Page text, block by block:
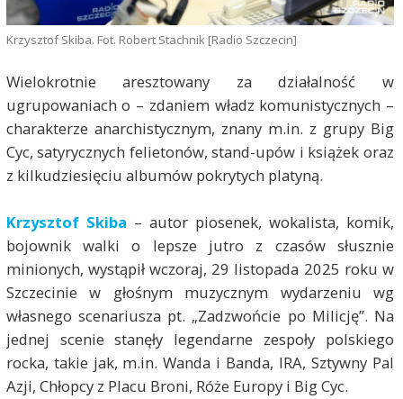
Krzysztof Skiba. Fot. Robert Stachnik [Radio Szczecin]
Wielokrotnie aresztowany za działalność w
ugrupowaniach o – zdaniem władz komunistycznych –
charakterze anarchistycznym, znany m.in. z grupy Big
Cyc, satyrycznych felietonów, stand-upów i książek oraz
z kilkudziesięciu albumów pokrytych platyną.
Krzysztof Skiba – autor piosenek, wokalista, komik,
bojownik walki o lepsze jutro z czasów słusznie
minionych, wystąpił wczoraj, 29 listopada 2025 roku w
Szczecinie w głośnym muzycznym wydarzeniu wg
własnego scenariusza pt. „Zadzwońcie po Milicję”. Na
jednej scenie stanęły legendarne zespoły polskiego
rocka, takie jak, m.in. Wanda i Banda, IRA, Sztywny Pal
Azji, Chłopcy z Placu Broni, Róże Europy i Big Cyc.